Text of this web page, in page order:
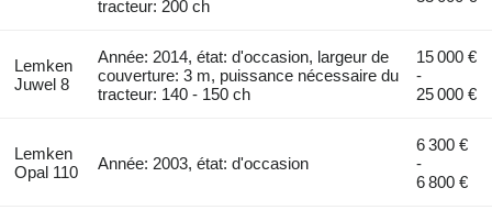
tracteur: 200 ch
Lemken
Juwel 8
Année: 2014, état: d'occasion, largeur de
couverture: 3 m, puissance nécessaire du
tracteur: 140 - 150 ch
15 000 €
-
25 000 €
Lemken
Opal 110
Année: 2003, état: d'occasion
6 300 €
-
6 800 €